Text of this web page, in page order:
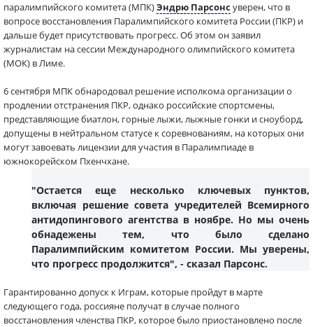
паралимпийского комитета (МПК)Эндрю Парсонс уверен, что в
вопросе восстановления Паралимпийского комитета России (ПКР) и
дальше будет присутствовать прогресс. Об этом он заявил
журналистам на сессии Международного олимпийского комитета
(МОК) в Лиме.
6 сентября МПК обнародовал решение исполкома организации о
продлении отстранения ПКР, однако российские спортсмены,
представляющие биатлон, горные лыжи, лыжные гонки и сноуборд,
допущены в нейтральном статусе к соревнованиям, на которых они
могут завоевать лицензии для участия в Паралимпиаде в
южнокорейском Пхенчхане.
"Остается еще несколько ключевых пунктов,
включая решение совета учредителей Всемирного
антидопингового агентства в ноябре. Но мы очень
обнадежены тем, что было сделано
Паралимпийским комитетом России. Мы уверены,
что прогресс продолжится", - сказал Парсонс.
Гарантированно допуск к Играм, которые пройдут в марте
следующего года, россияне получат в случае полного
восстановления членства ПКР, которое было приостановлено после